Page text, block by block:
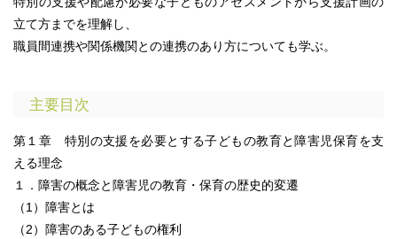
立て方までを理解し、
職員間連携や関係機関との連携のあり方についても学ぶ。
主要目次
第１章 特別の支援を必要とする子どもの教育と障害児保育を支
える理念
１．障害の概念と障害児の教育・保育の歴史的変遷
（1）障害とは
（2）障害のある子どもの権利